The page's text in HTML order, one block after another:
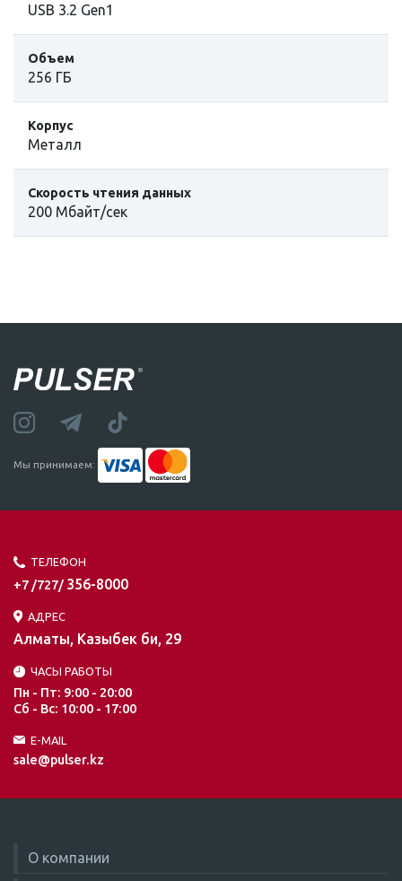
USB 3.2 Gen1
Объем
256 ГБ
Корпус
Mеталл
Cкорость чтения данных
200 Мбайт/сек
Мы принимаем:
ТЕЛЕФОН
+7 /727/ 356-8000
АДРЕС
Алматы, Казыбек би, 29
ЧАСЫ РАБОТЫ
Пн - Пт: 9:00 - 20:00
Сб - Вс: 10:00 - 17:00
E-MAIL
sale@pulser.kz
О компании